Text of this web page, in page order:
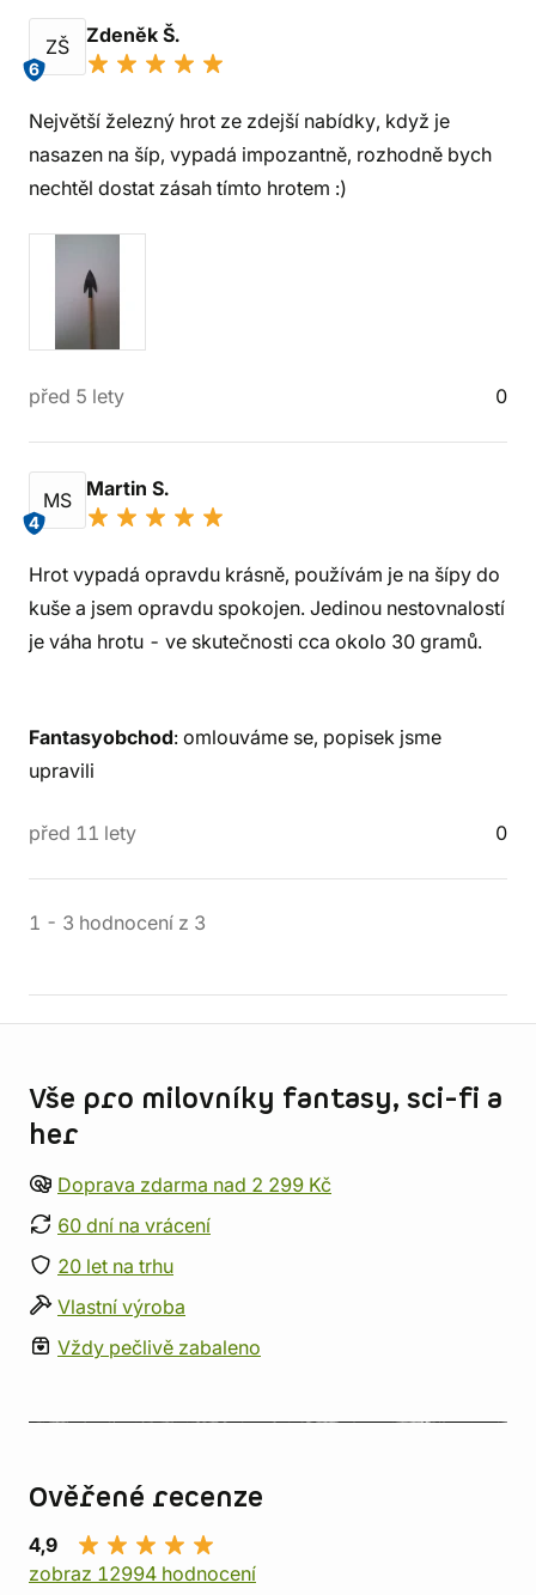
ZŠ
6
Zdeněk Š.
Největší železný hrot ze zdejší nabídky, když je
nasazen na šíp, vypadá impozantně, rozhodně bych
nechtěl dostat zásah tímto hrotem :)
před 5 lety 0
MS
4
Martin S.
Hrot vypadá opravdu krásně, používám je na šípy do
kuše a jsem opravdu spokojen. Jedinou nestovnalostí
je váha hrotu - ve skutečnosti cca okolo 30 gramů.
Fantasyobchod: omlouváme se, popisek jsme
upravili
před 11 lety 0
1 - 3 hodnocení z 3
Vše pro milovníky fantasy, sci-fi a
her
Doprava zdarma nad 2 299 Kč
60 dní na vrácení
20 let na trhu
Vlastní výroba
Vždy pečlivě zabaleno
Ověřené recenze
4,9
zobraz 12994 hodnocení